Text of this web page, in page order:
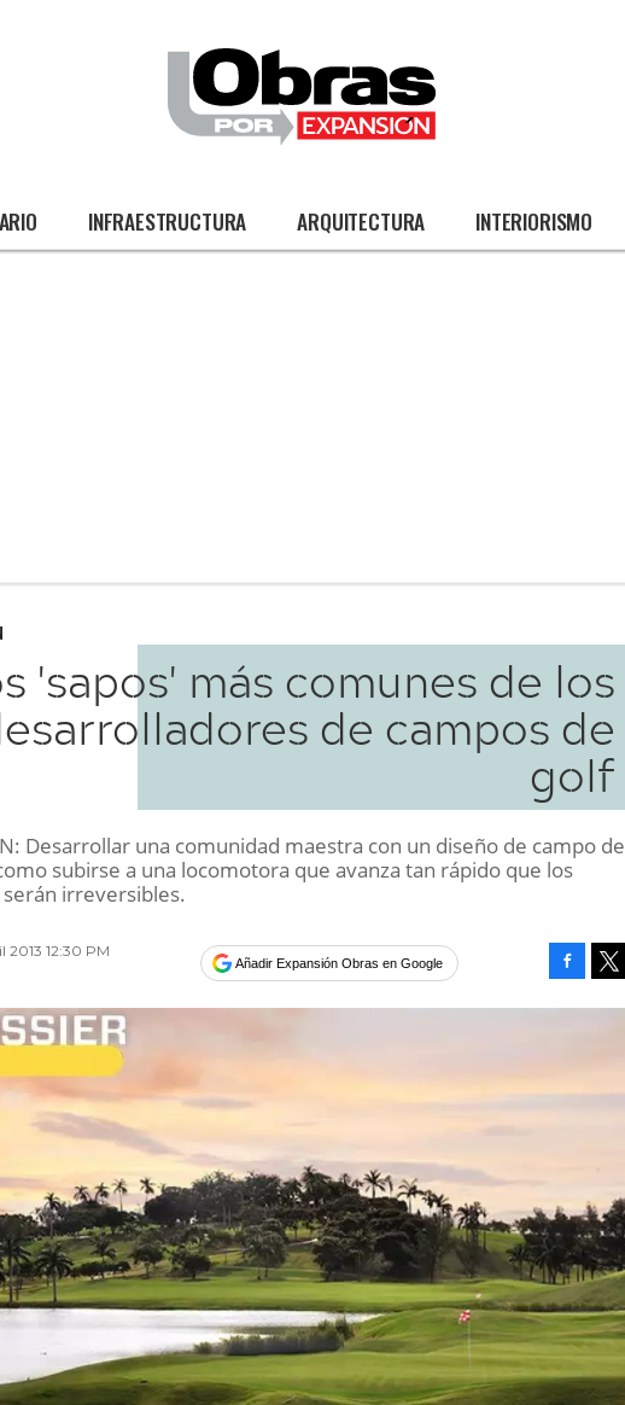
INFRAESTRUCTURA ARQUITECTURA INTERIORISMO
'sapos' más comunes de los
de campos de
golf
Desarrollar una comunidad maestra con un diseño de campo de
subirse a una locomotora que avanza tan rápido que los
irreversibles.
2013 12:30 PM
Añadir Expansión Obras en Google